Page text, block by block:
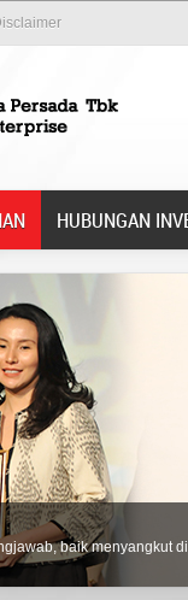
HUBUNGAN
baik menyangkut